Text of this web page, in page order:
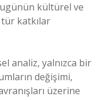
kültürel ve
katkılar
analiz, yalnızca bir
değişimi,
üzerine